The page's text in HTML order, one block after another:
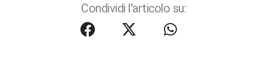
Condividi l'articolo su: